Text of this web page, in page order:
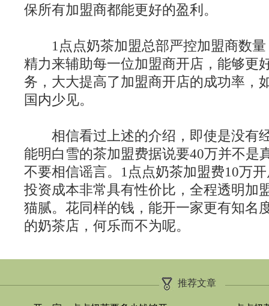
保所有加盟商都能更好的盈利。
1点点奶茶加盟总部严控加盟商数量
精力来辅助每一位加盟商开店，能够更
务，大大提高了加盟商开店的成功率，
国内少见。
相信看过上述的介绍，即使是没有
能明白雪的茶加盟费据说要40万并不是
不要相信谣言。1点点奶茶加盟费10万
投资成本非常具有性价比，全程透明加
猫腻。花同样的钱，能开一家更有知名
的奶茶店，何乐而不为呢。
推荐文章